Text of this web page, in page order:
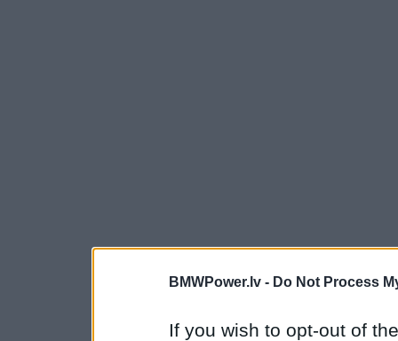
BMWPower.lv - Do Not Process
If you wish to opt-out of